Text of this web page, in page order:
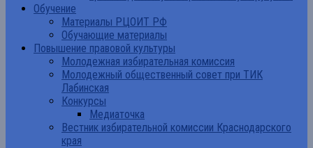
Обучение
Материалы РЦОИТ РФ
Обучающие материалы
Повышение правовой культуры
Молодежная избирательная комиссия
Молодежный общественный совет при ТИК
Лабинская
Конкурсы
Медиаточка
Вестник избирательной комиссии Краснодарского
края